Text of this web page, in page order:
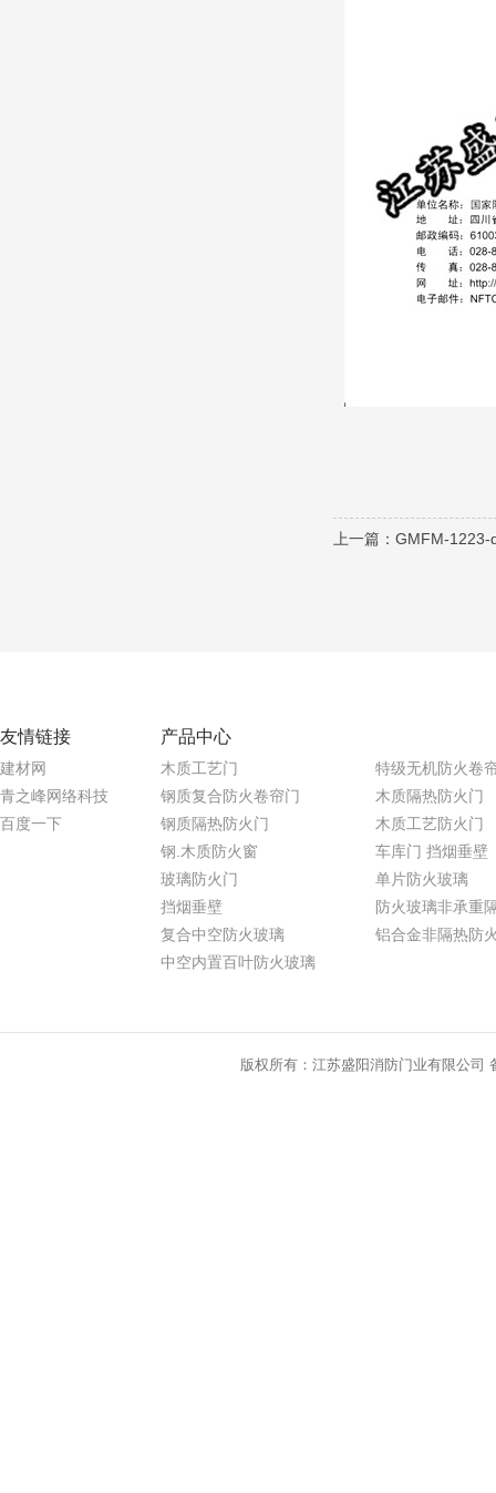
上一篇： GMFM-1223-
友情链接
建材网
青之峰网络科技
百度一下
产品中心
木质工艺门
特级无机防火卷
钢质复合防火卷帘门
木质隔热防火门
钢质隔热防火门
木质工艺防火门
钢.木质防火窗
车库门 挡烟垂壁
玻璃防火门
单片防火玻璃
挡烟垂壁
防火玻璃非承重
复合中空防火玻璃
铝合金非隔热防
中空内置百叶防火玻璃
版权所有：江苏盛阳消防门业有限公司